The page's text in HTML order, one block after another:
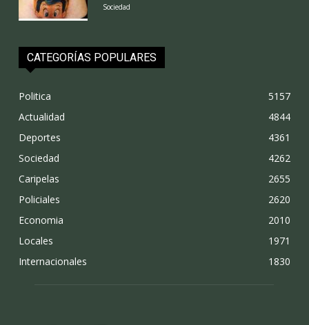
Sociedad
CATEGORÍAS POPULARES
Politica
5157
Actualidad
4844
Deportes
4361
Sociedad
4262
Caripelas
2655
Policiales
2620
Economia
2010
Locales
1971
Internacionales
1830